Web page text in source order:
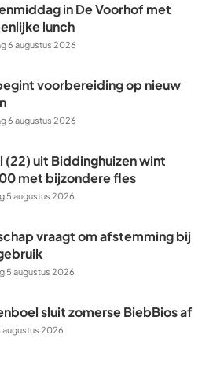
in De Voorhof met
lunch
6 augustus 2026
voorbereiding op nieuw
6 augustus 2026
(22) uit Biddinghuizen wint
met bijzondere fles
5 augustus 2026
vraagt om afstemming bij
5 augustus 2026
sluit zomerse BiebBios af
augustus 2026